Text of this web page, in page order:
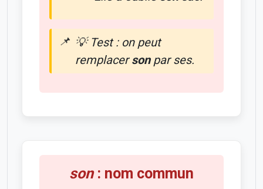
💡 Test : on peut
remplacersonparses.
son: nom commun